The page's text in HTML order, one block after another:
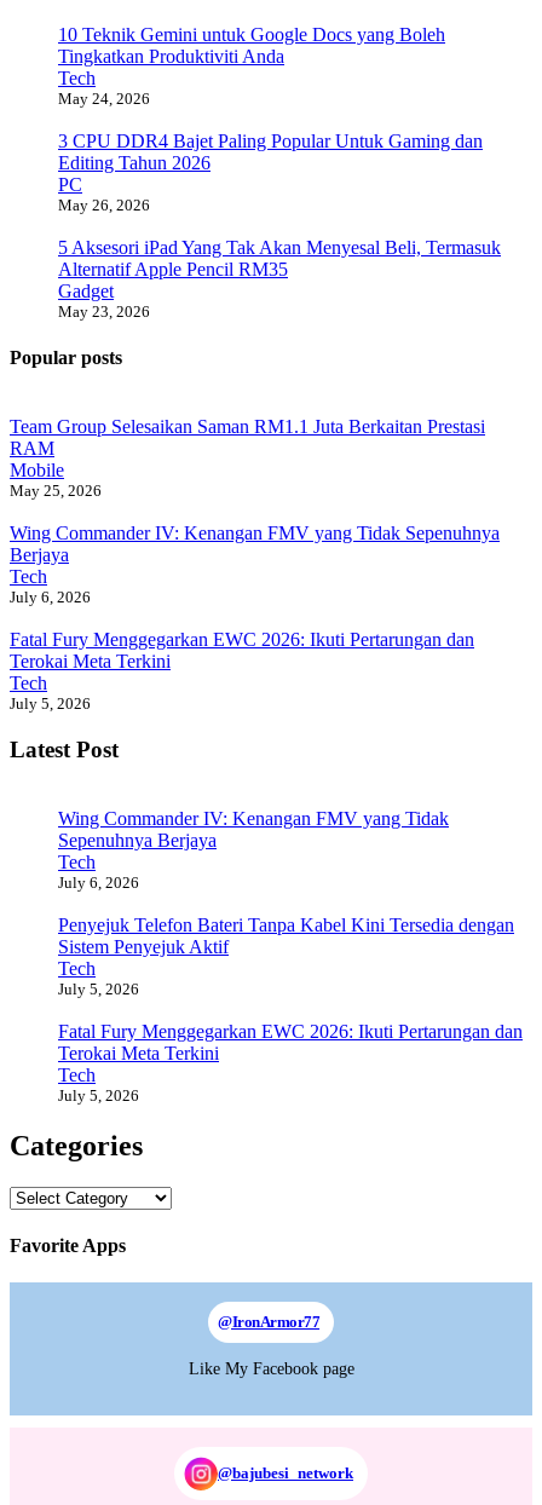
10 Teknik Gemini untuk Google Docs yang Boleh
Tingkatkan Produktiviti Anda
Tech
May 24, 2026
3 CPU DDR4 Bajet Paling Popular Untuk Gaming dan
Editing Tahun 2026
PC
May 26, 2026
5 Aksesori iPad Yang Tak Akan Menyesal Beli, Termasuk
Alternatif Apple Pencil RM35
Gadget
May 23, 2026
Popular posts
Team Group Selesaikan Saman RM1.1 Juta Berkaitan Prestasi
RAM
Mobile
May 25, 2026
Wing Commander IV: Kenangan FMV yang Tidak Sepenuhnya
Berjaya
Tech
July 6, 2026
Fatal Fury Menggegarkan EWC 2026: Ikuti Pertarungan dan
Terokai Meta Terkini
Tech
July 5, 2026
Latest Post
Wing Commander IV: Kenangan FMV yang Tidak
Sepenuhnya Berjaya
Tech
July 6, 2026
Penyejuk Telefon Bateri Tanpa Kabel Kini Tersedia dengan
Sistem Penyejuk Aktif
Tech
July 5, 2026
Fatal Fury Menggegarkan EWC 2026: Ikuti Pertarungan dan
Terokai Meta Terkini
Tech
July 5, 2026
Categories
Categories
Favorite Apps
@IronArmor77
Like My Facebook page
@bajubesi_network